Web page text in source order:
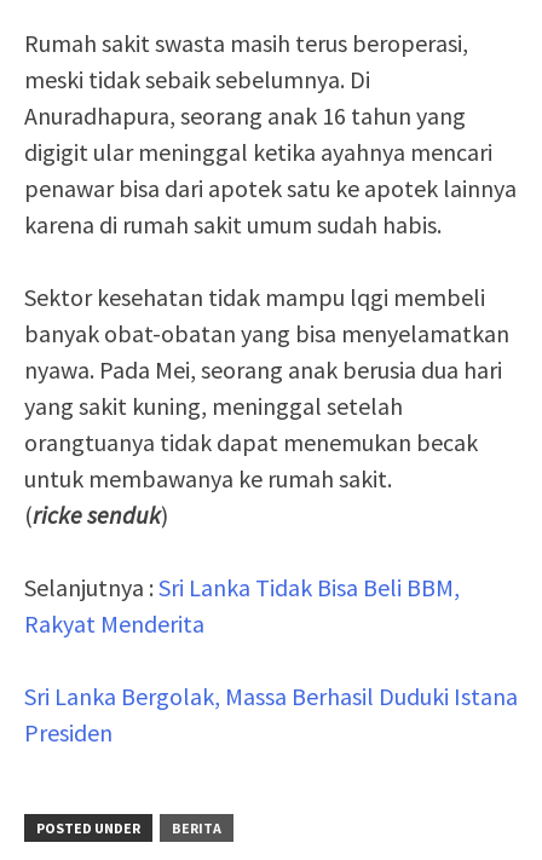
Rumah sakit swasta masih terus beroperasi,
meski tidak sebaik sebelumnya. Di
Anuradhapura, seorang anak 16 tahun yang
digigit ular meninggal ketika ayahnya mencari
penawar bisa dari apotek satu ke apotek lainnya
karena di rumah sakit umum sudah habis.
Sektor kesehatan tidak mampu lqgi membeli
banyak obat-obatan yang bisa menyelamatkan
nyawa. Pada Mei, seorang anak berusia dua hari
yang sakit kuning, meninggal setelah
orangtuanya tidak dapat menemukan becak
untuk membawanya ke rumah sakit.
(ricke senduk)
Selanjutnya : Sri Lanka Tidak Bisa Beli BBM,
Rakyat Menderita
Sri Lanka Bergolak, Massa Berhasil Duduki Istana
Presiden
POSTED UNDER BERITA